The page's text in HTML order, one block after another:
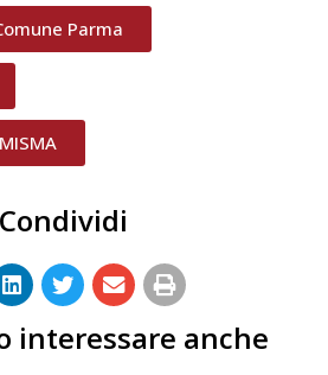
Parma
Condividi
interessare anche